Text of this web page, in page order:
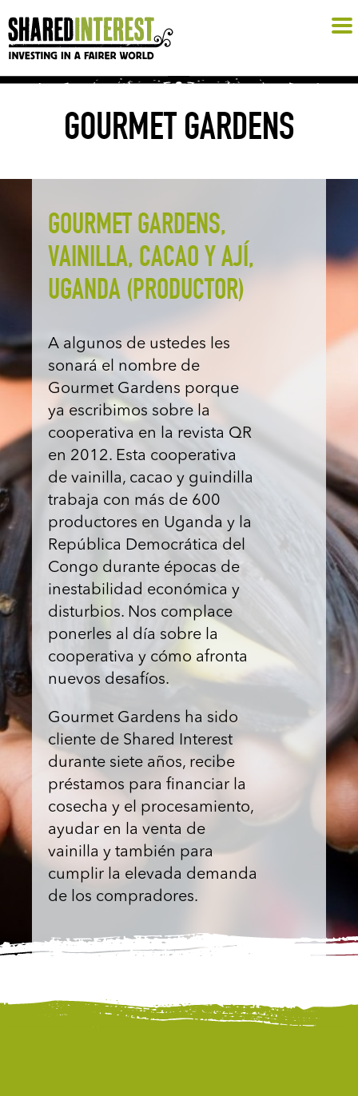
GOURMET GARDENS
GOURMET GARDENS,
VAINILLA, CACAO Y AJÍ,
UGANDA (PRODUCTOR)
A algunos de ustedes les
sonará el nombre de
Gourmet Gardens porque
ya escribimos sobre la
cooperativa en la revista QR
en 2012. Esta cooperativa
de vainilla, cacao y guindilla
trabaja con más de 600
productores en Uganda y la
República Democrática del
Congo durante épocas de
inestabilidad económica y
disturbios. Nos complace
ponerles al día sobre la
cooperativa y cómo afronta
nuevos desafíos.
Gourmet Gardens ha sido
cliente de Shared Interest
durante siete años, recibe
préstamos para financiar la
cosecha y el procesamiento,
ayudar en la venta de
vainilla y también para
cumplir la elevada demanda
de los compradores.